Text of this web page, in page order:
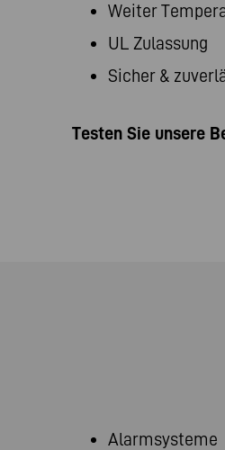
Weiter
UL Zulassung
Sicher &
Testen Sie unsere
Alarmsysteme